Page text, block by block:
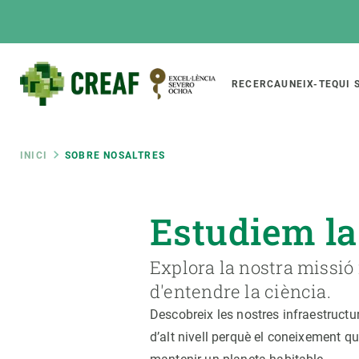
Main
RECERCAUNEIX-TEQUI
Fil
d'ariadna
INICI SOBRE NOSALTRES
Estudiem
Explora la nostra
d'entendre la ciència.
Descobreix les nostres
d’alt nivell perquè el coneixement
Featured
responsive
Responsive
menu
Organització institucional
RECERCA
Directori de
Biodiversitat
Canvi global
Funcionament